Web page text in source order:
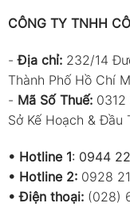
CÔNG TY TNHH
-Địa chỉ: 232/14
Thành Phố Hồ Chí
- Mã Số Thuế:
Sở Kế Hoạch & Đầu
• Hotline 1: 0944
• Hotline 2: 0928
• Điện thoại: (028)